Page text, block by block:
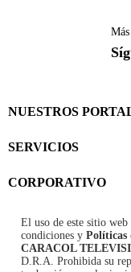
NUESTROS
SERVICIOS
CORPORATIVO
El uso de este sitio
condiciones y Políticas
CARACOL
D.R.A. Prohibida su